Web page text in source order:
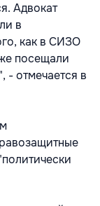
Адвокат
в
как в СИЗО
посещали
- отмечается в